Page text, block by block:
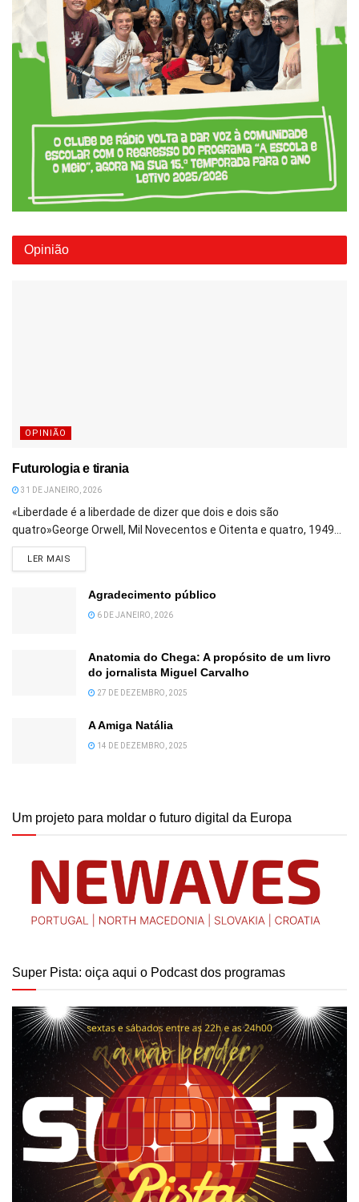
Opinião
OPINIÃO
Futurologia e tirania
31 DE JANEIRO, 2026
«Liberdade é a liberdade de dizer que dois e dois são
quatro»George Orwell, Mil Novecentos e Oitenta e quatro, 1949...
LER MAIS
Agradecimento público
6 DE JANEIRO, 2026
Anatomia do Chega: A propósito de um livro
do jornalista Miguel Carvalho
27 DE DEZEMBRO, 2025
A Amiga Natália
14 DE DEZEMBRO, 2025
Um projeto para moldar o futuro digital da Europa
Super Pista: oiça aqui o Podcast dos programas